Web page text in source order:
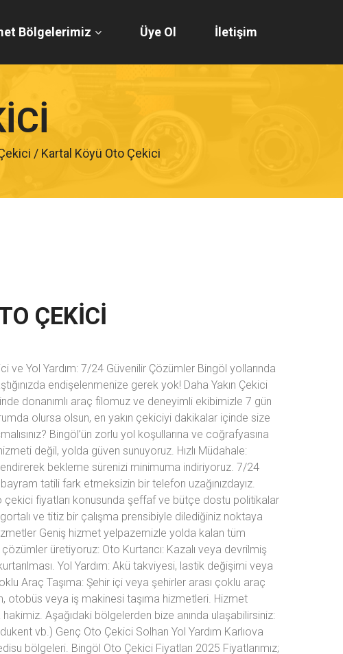
Bölgelerimiz Üye Ol İletişim
/ Kartal Köyü Oto Çekici
ÇEKICI
Yol Yardım: 7/24 Güvenilir Çözümler Bingöl yollarında
endişelenmenize gerek yok! Daha Yakın Çekici
donanımlı araç filomuz ve deneyimli ekibimizle 7 gün
olursa olsun, en yakın çekiciyi dakikalar içinde size
Bingöl’ün zorlu yol koşullarına ve coğrafyasına
değil, yolda güven sunuyoruz. Hızlı Müdahale:
bekleme sürenizi minimuma indiriyoruz. 7/24
tatili fark etmeksizin bir telefon uzağınızdayız.
fiyatları konusunda şeffaf ve bütçe dostu politikalar
ve titiz bir çalışma prensibiyle dilediğiniz noktaya
Geniş hizmet yelpazemizle yolda kalan tüm
üretiyoruz: Oto Kurtarıcı: Kazalı veya devrilmiş
Yol Yardım: Akü takviyesi, lastik değişimi veya
Araç Taşıma: Şehir içi veya şehirler arası çoklu araç
otobüs veya iş makinesi taşıma hizmetleri. Hizmet
Aşağıdaki bölgelerden bize anında ulaşabilirsiniz:
vb.) Genç Oto Çekici Solhan Yol Yardım Karlıova
bölgeleri. Bingöl Oto Çekici Fiyatları 2025 Fiyatlarımız;